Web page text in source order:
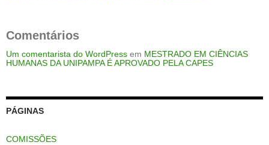
Comentários
Um comentarista do WordPress em MESTRADO EM CIÊNCIAS
HUMANAS DA UNIPAMPA É APROVADO PELA CAPES
PÁGINAS
COMISSÕES